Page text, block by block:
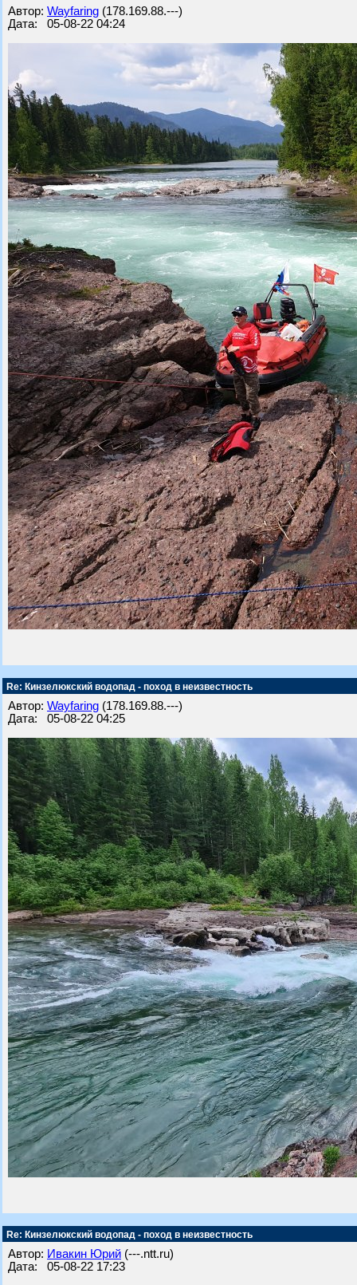
Автор: Wayfaring (178.169.88.---)
Дата: 05-08-22 04:24
Re: Кинзелюкский водопад - поход в неизвестность
Автор: Wayfaring (178.169.88.---)
Дата: 05-08-22 04:25
Re: Кинзелюкский водопад - поход в неизвестность
Автор: Ивакин Юрий (---.ntt.ru)
Дата: 05-08-22 17:23